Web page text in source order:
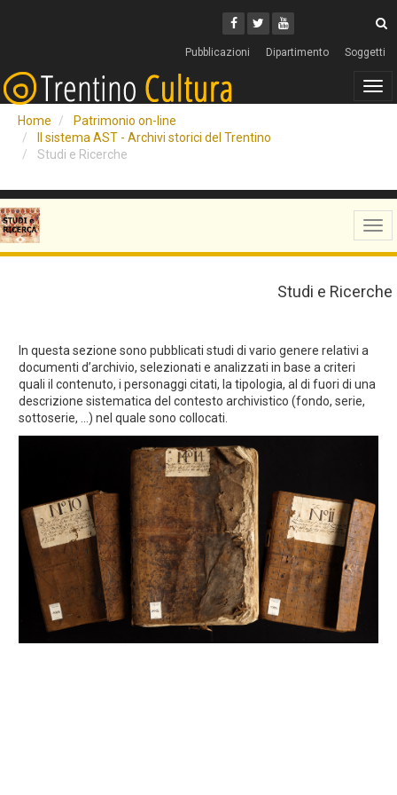
Facebook
Twitter
Youtube
Pubblicazioni Dipartimento Soggetti
Home
Patrimonio on-line
Il sistema AST - Archivi storici del Trentino
Studi e Ricerche
Studi e Ricerche
In questa sezione sono pubblicati studi di vario genere relativi a
documenti d’archivio, selezionati e analizzati in base a criteri
quali il contenuto, i personaggi citati, la tipologia, al di fuori di una
descrizione sistematica del contesto archivistico (fondo, serie,
sottoserie, ...) nel quale sono collocati.